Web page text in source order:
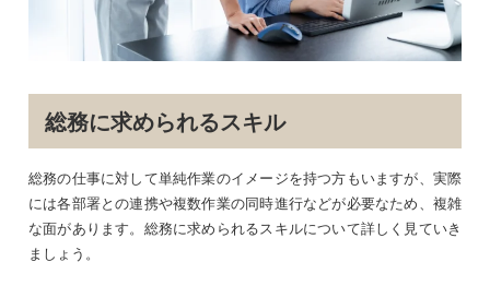
総務に求められるスキル
総務の仕事に対して単純作業のイメージを持つ方もいますが、実際
には各部署との連携や複数作業の同時進行などが必要なため、複雑
な面があります。総務に求められるスキルについて詳しく見ていき
ましょう。